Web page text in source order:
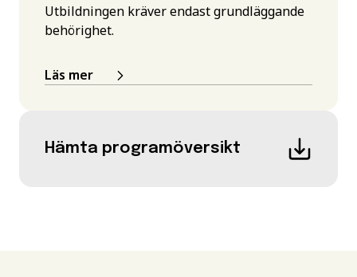
Utbildningen kräver endast grundläggande
behörighet.
Läs mer
Hämta programöversikt